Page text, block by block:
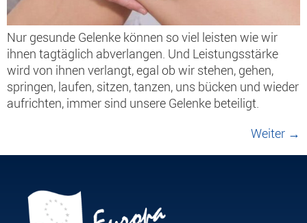
Nur gesunde Gelenke können so viel leisten wie wir
ihnen tagtäglich abverlangen. Und Leistungsstärke
wird von ihnen verlangt, egal ob wir stehen, gehen,
springen, laufen, sitzen, tanzen, uns bücken und wieder
aufrichten, immer sind unsere Gelenke beteiligt.
Weiter →